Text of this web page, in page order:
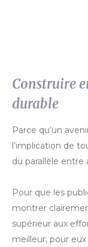
Construire
durable
Parce qu’un
l’implication de
du parallèle entre
Pour que les
montrer
supérieur aux
meilleur, pour